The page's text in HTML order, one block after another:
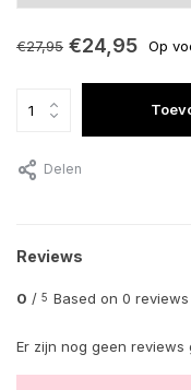
€27,95 €24,95 Op
Delen
Reviews
0 / 5 Based on 0 reviews
Er zijn nog geen